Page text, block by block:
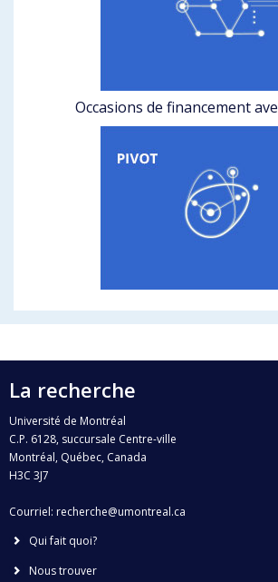
Occasions de financement
La recherche
Université de Montréal
C.P. 6128, succursale Centre-ville
Montréal, Québec, Canada
H3C 3J7
Courriel: recherche@umontreal.ca
Qui fait quoi?
Nous trouver